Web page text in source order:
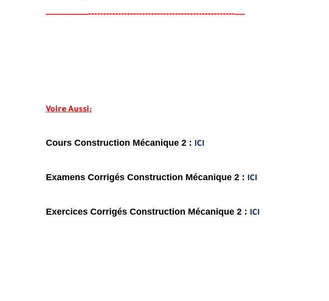
----------------------------------------------------------------------
Voire Aussi:
Cours Construction Mécanique 2 : ICI
Examens Corrigés Construction Mécanique 2 : ICI
Exercices Corrigés Construction Mécanique 2 : ICI